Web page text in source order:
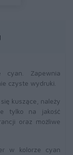
cyan. Zapewnia
czyste wydruki.
kuszące, należy
tylko na jakość
oraz możliwe
w kolorze cyan